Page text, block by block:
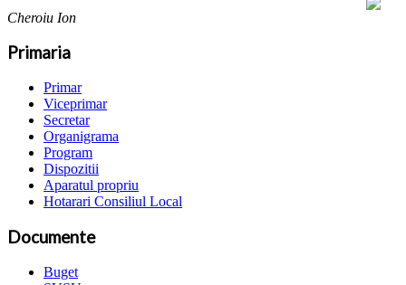
Cheroiu Ion
Primaria
Primar
Viceprimar
Secretar
Organigrama
Program
Dispozitii
Aparatul propriu
Hotarari Consiliul Local
Documente
Buget